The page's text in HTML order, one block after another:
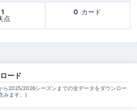
1
点
0 カード
ード
2025/2026シーズンまでの全データをダウンロー
みます。)